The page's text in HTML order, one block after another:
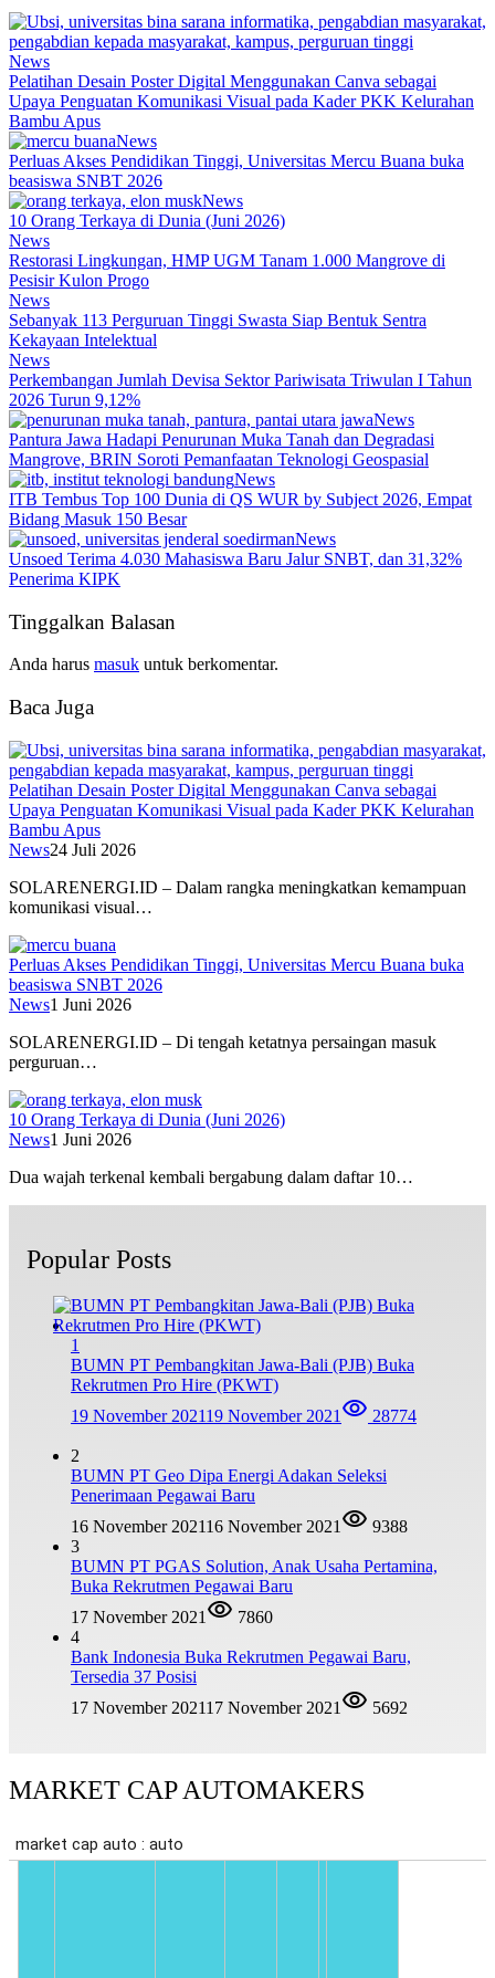
News
Pelatihan Desain Poster Digital Menggunakan Canva sebagai
Upaya Penguatan Komunikasi Visual pada Kader PKK Kelurahan
Bambu Apus
News
Perluas Akses Pendidikan Tinggi, Universitas Mercu Buana buka
beasiswa SNBT 2026
News
10 Orang Terkaya di Dunia (Juni 2026)
News
Restorasi Lingkungan, HMP UGM Tanam 1.000 Mangrove di
Pesisir Kulon Progo
News
Sebanyak 113 Perguruan Tinggi Swasta Siap Bentuk Sentra
Kekayaan Intelektual
News
Perkembangan Jumlah Devisa Sektor Pariwisata Triwulan I Tahun
2026 Turun 9,12%
News
Pantura Jawa Hadapi Penurunan Muka Tanah dan Degradasi
Mangrove, BRIN Soroti Pemanfaatan Teknologi Geospasial
News
ITB Tembus Top 100 Dunia di QS WUR by Subject 2026, Empat
Bidang Masuk 150 Besar
News
Unsoed Terima 4.030 Mahasiswa Baru Jalur SNBT, dan 31,32%
Penerima KIPK
Tinggalkan Balasan
Anda harus masuk untuk berkomentar.
Baca Juga
Pelatihan Desain Poster Digital Menggunakan Canva sebagai
Upaya Penguatan Komunikasi Visual pada Kader PKK Kelurahan
Bambu Apus
News24 Juli 2026
SOLARENERGI.ID – Dalam rangka meningkatkan kemampuan
komunikasi visual…
Perluas Akses Pendidikan Tinggi, Universitas Mercu Buana buka
beasiswa SNBT 2026
News1 Juni 2026
SOLARENERGI.ID – Di tengah ketatnya persaingan masuk
perguruan…
10 Orang Terkaya di Dunia (Juni 2026)
News1 Juni 2026
Dua wajah terkenal kembali bergabung dalam daftar 10…
Popular Posts
1
BUMN PT Pembangkitan Jawa-Bali (PJB) Buka
Rekrutmen Pro Hire (PKWT)
19 November 202119 November 2021 28774
2
BUMN PT Geo Dipa Energi Adakan Seleksi
Penerimaan Pegawai Baru
16 November 202116 November 2021
9388
3
BUMN PT PGAS Solution, Anak Usaha Pertamina,
Buka Rekrutmen Pegawai Baru
17 November 2021
7860
4
Bank Indonesia Buka Rekrutmen Pegawai Baru,
Tersedia 37 Posisi
17 November 202117 November 2021 5692
MARKET CAP AUTOMAKERS